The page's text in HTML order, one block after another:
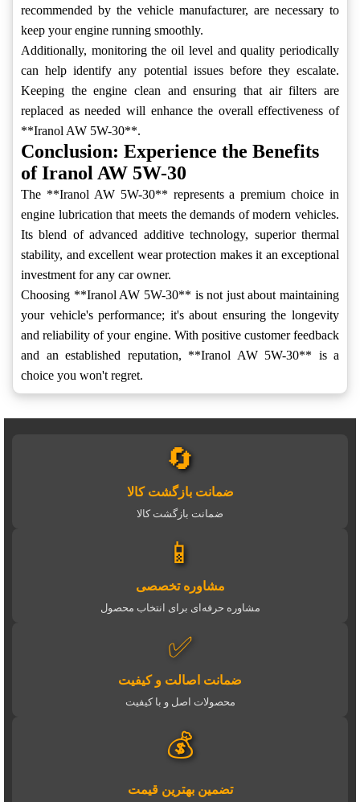
recommended by the vehicle manufacturer, are necessary to
keep your engine running smoothly.
Additionally, monitoring the oil level and quality periodically
can help identify any potential issues before they escalate.
Keeping the engine clean and ensuring that air filters are
replaced as needed will enhance the overall effectiveness of
**Iranol AW 5W-30**.
Conclusion: Experience the Benefits
of Iranol AW 5W-30
The **Iranol AW 5W-30** represents a premium choice in
engine lubrication that meets the demands of modern vehicles.
Its blend of advanced additive technology, superior thermal
stability, and excellent wear protection makes it an exceptional
investment for any car owner.
Choosing **Iranol AW 5W-30** is not just about maintaining
your vehicle's performance; it's about ensuring the longevity
and reliability of your engine. With positive customer feedback
and an established reputation, **Iranol AW 5W-30** is a
choice you won't regret.
🔄
ضمانت بازگشت کالا
ضمانت بازگشت کالا
📱
مشاوره تخصصی
مشاوره حرفه‌ای برای انتخاب محصول
✅
ضمانت اصالت و کیفیت
محصولات اصل و با کیفیت
💰
تضمین بهترین قیمت